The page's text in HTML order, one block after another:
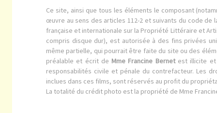
Ce site, ainsi que tous les éléments le composant
œuvre au sens des articles 112-2 et suivants du code
française et internationale sur la Propriété Littéraire et
compris disque dur), est autorisée à des fins privées
même partielle, qui pourrait être faite du site ou des
préalable et écrit de Mme Francine Bernetest illicite et
responsabilités civile et pénale du contrefacteur. Les
inclues dans ces films, sont réservés au profit du
La totalité du crédit photo est la propriété de Mme